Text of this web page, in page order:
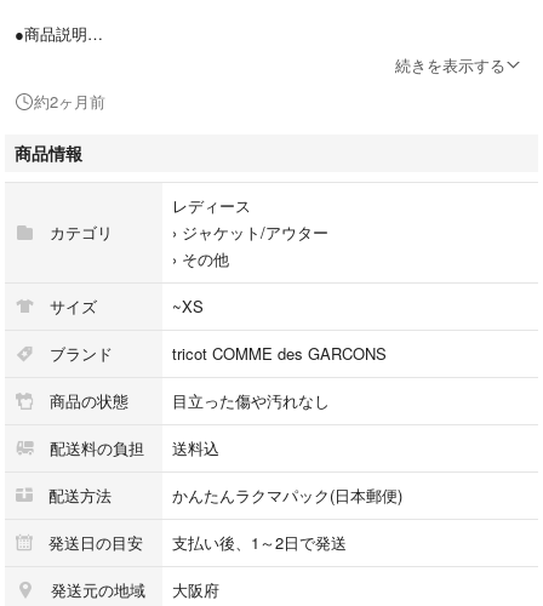
●商品説明
トリコ・コムデギャルソンらしい個性的なデザインが魅力の圧縮ウールジ
フロントと袖口に施されたベロア切替が上品なアクセントになっていま
す。
ショート丈でバランスが取りやすく、スカート・パンツどちらにも合わせ
●状態
目立った傷や汚れはなく、まだまだご利用いただけるお品です。
※中古品のため、微細な使用感はご了承ください。
※詳細は画像をご確認ください。
ブラック
●サイズ
表記サイズ：記載なし（実寸より XS 相当）
身幅：約41.7cm
袖丈：約54.9cm
続きを表示する
約2ヶ月前
商品情報
カテゴリ
レディース
› ジャケット/アウター
› その他
サイズ ~XS
ブランド tricot COMME des GARCONS
商品の状態 目立った傷や汚れなし
配送料の負担 送料込
配送方法 かんたんラクマパック(日本郵便)
発送日の目安 支払い後、1～2日で発送
発送元の地域 大阪府